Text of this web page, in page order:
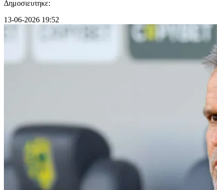
Δημοσιευτηκε:
13-06-2026 19:52